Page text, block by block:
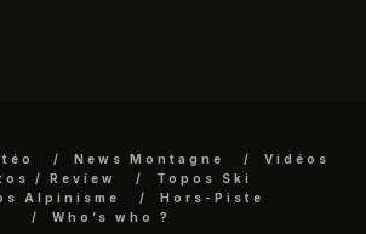
News Montagne
Vidéos
/ Review
Topos Ski
Alpinisme
Hors-Piste
Who’s who ?